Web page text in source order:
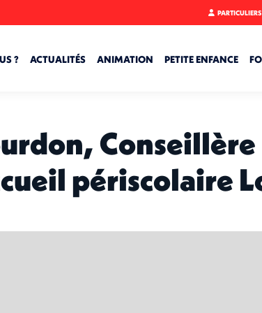
PARTICULIERS
? ACTUALITÉS ANIMATION PETITE ENFANCE
périscolaire